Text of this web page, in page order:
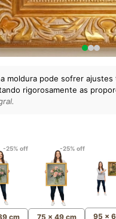
moldura pode sofrer
rigorosamente as
-25% off
cm
-25% off
75 x 49 cm 95 x